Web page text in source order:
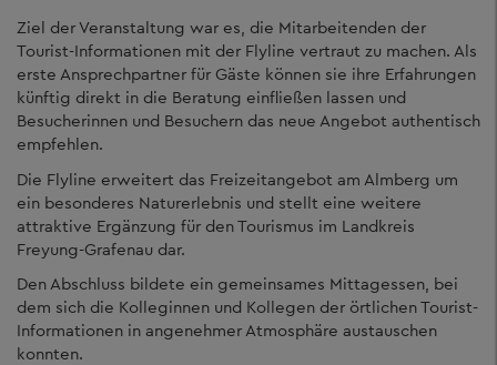
Ziel der Veranstaltung war es, die Mitarbeitenden der
Tourist-Informationen mit der Flyline vertraut zu machen. Als
erste Ansprechpartner für Gäste können sie ihre Erfahrungen
künftig direkt in die Beratung einfließen lassen und
Besucherinnen und Besuchern das neue Angebot authentisch
empfehlen.
Die Flyline erweitert das Freizeitangebot am Almberg um
ein besonderes Naturerlebnis und stellt eine weitere
attraktive Ergänzung für den Tourismus im Landkreis
Freyung-Grafenau dar.
Den Abschluss bildete ein gemeinsames Mittagessen, bei
dem sich die Kolleginnen und Kollegen der örtlichen Tourist-
Informationen in angenehmer Atmosphäre austauschen
konnten.